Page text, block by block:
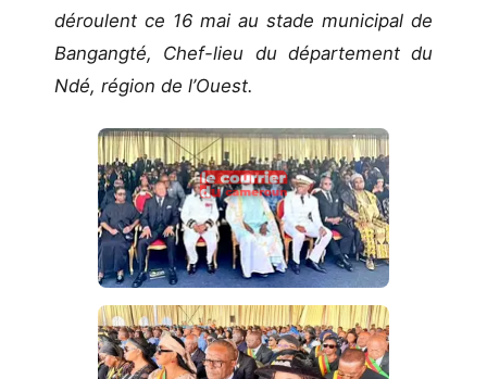
déroulent ce 16 mai au stade municipal de
Bangangté, Chef-lieu du département du
Ndé, région de l’Ouest.